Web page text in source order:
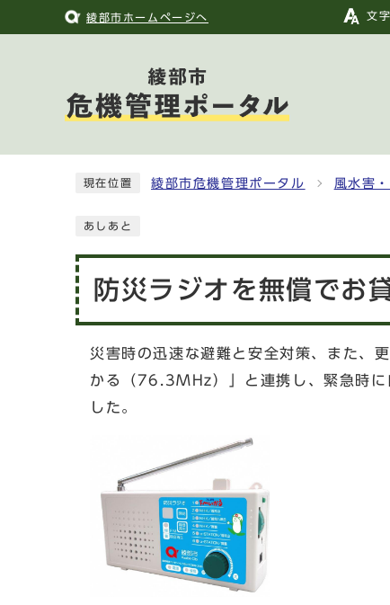
綾部市ホームページへ 文
現在位置 綾部市危機管理ポータル 風水害
あしあと
防災ラジオを無償でお
災害時の迅速な避難と安全対策、また、
かる（76.3MHz）」と連携し、緊急時に
した。